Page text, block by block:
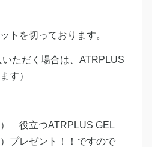
トを切っております。
ただく場合は、ATRPLUS
す）
役立つATRPLUS GEL
プレゼント！！ですので